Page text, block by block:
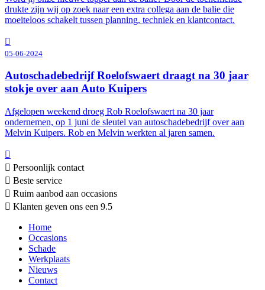
drukte zijn wij op zoek naar een extra collega aan de balie die
moeiteloos schakelt tussen planning, techniek en klantcontact.
05-06-2024
Autoschadebedrijf Roelofswaert draagt na 30 jaar
stokje over aan Auto Kuipers
Afgelopen weekend droeg Rob Roelofswaert na 30 jaar
ondernemen, op 1 juni de sleutel van autoschadebedrijf over aan
Melvin Kuipers. Rob en Melvin werkten al jaren samen.
Persoonlijk contact
Beste service
Ruim aanbod aan occasions
Klanten geven ons een 9.5
Home
Occasions
Schade
Werkplaats
Nieuws
Contact